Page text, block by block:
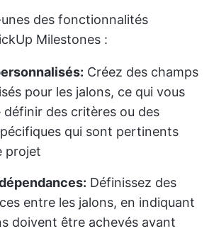
des fonctionnalités
Milestones :
Créez des champs
pour les jalons, ce qui vous
définir des critères ou des
qui sont pertinents
projet
Définissez des
entre les jalons, en indiquant
doivent être achevés avant